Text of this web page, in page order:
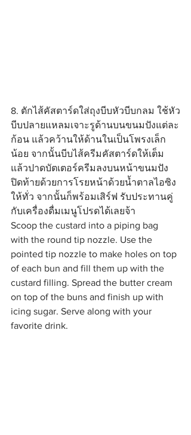
8. ตักไส้คัสตาร์ดใส่ถุงบีบหัวบีบกลม ใช้หัว
บีบปลายแหลมเจาะรูด้านบนขนมปังแต่ละ
ก้อน แล้วคว้านให้ด้านในเป็นโพรงเล็ก
น้อย จากนั้นบีบไส้ครีมคัสตาร์ดให้เต็ม
แล้วปาดบัตเตอร์ครีมลงบนหน้าขนมปัง
ปิดท้ายด้วยการโรยหน้าด้วยน้ำตาลไอซิง
ให้ทั่ว จากนั้นก็พร้อมเสิร์ฟ รับประทานคู่
กับเครื่องดื่มเมนูโปรดได้เลยจ้า
Scoop the custard into a piping bag
with the round tip nozzle. Use the
pointed tip nozzle to make holes on top
of each bun and fill them up with the
custard filling. Spread the butter cream
on top of the buns and finish up with
icing sugar. Serve along with your
favorite drink.